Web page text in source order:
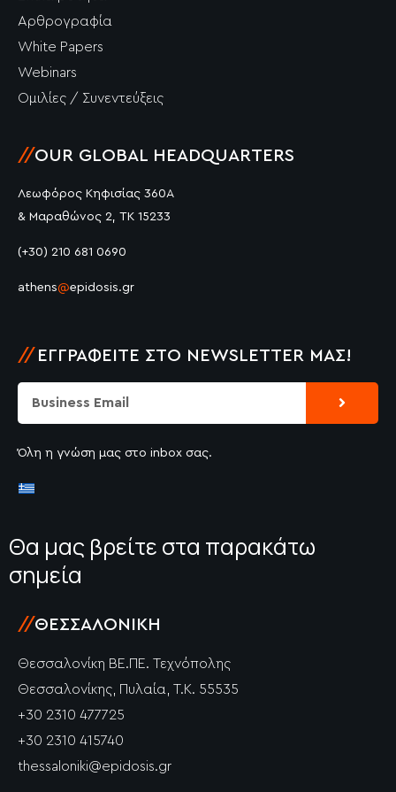
Αρθρογραφία
White Papers
Webinars
Ομιλίες / Συνεντεύξεις
//OUR GLOBAL HEADQUARTERS
Λεωφόρος Κηφισίας 360Α
& Μαραθώνος 2, ΤΚ 15233
(+30) 210 681 0690
athens@epidosis.gr
// ΕΓΓΡΑΦΕΊΤΕ ΣΤΟ NEWSLETTER ΜΑΣ!
Submit
Όλη η γνώση μας στο inbox σας.
Θα μας βρείτε στα παρακάτω
σημεία
//ΘΕΣΣΑΛΟΝΊΚΗ
Θεσσαλονίκη ΒΕ.ΠΕ. Τεχνόπολης
Θεσσαλονίκης, Πυλαία, Τ.Κ. 55535
+30 2310 477725
+30 2310 415740
thessaloniki@epidosis.gr